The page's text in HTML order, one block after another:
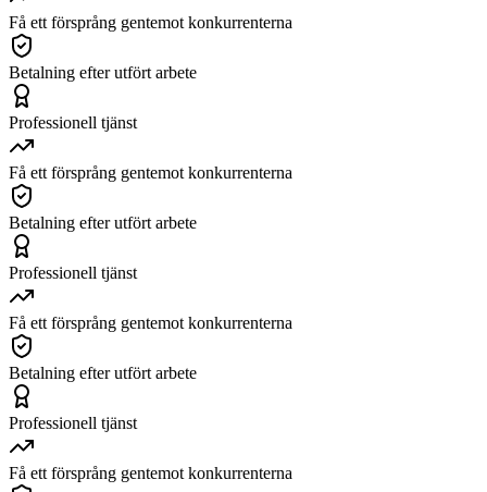
Få ett försprång gentemot konkurrenterna
Betalning efter utfört arbete
Professionell tjänst
Få ett försprång gentemot konkurrenterna
Betalning efter utfört arbete
Professionell tjänst
Få ett försprång gentemot konkurrenterna
Betalning efter utfört arbete
Professionell tjänst
Få ett försprång gentemot konkurrenterna